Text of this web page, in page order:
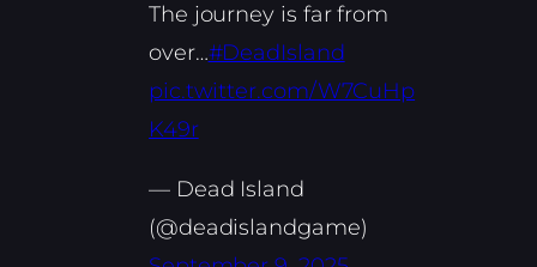
The journey is far from
over…#DeadIsland
pic.twitter.com/W7CuHp
K49r
— Dead Island
(@deadislandgame)